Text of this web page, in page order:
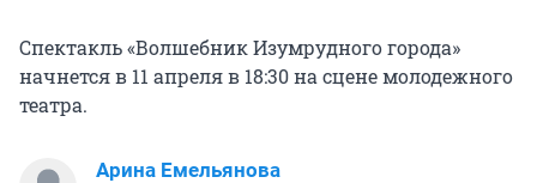
Спектакль «Волшебник Изумрудного города»
начнется в 11 апреля в 18:30 на сцене молодежного
театра.
Арина Емельянова